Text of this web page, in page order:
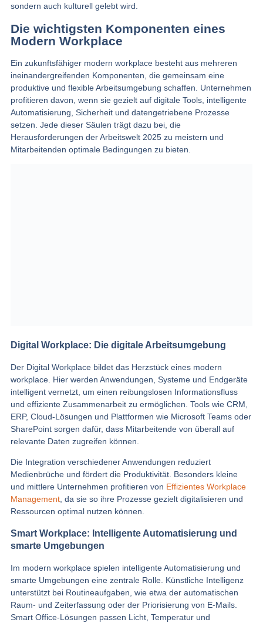
sondern auch kulturell gelebt wird.
Die wichtigsten Komponenten eines
Modern Workplace
Ein zukunftsfähiger modern workplace besteht aus mehreren
ineinandergreifenden Komponenten, die gemeinsam eine
produktive und flexible Arbeitsumgebung schaffen. Unternehmen
profitieren davon, wenn sie gezielt auf digitale Tools, intelligente
Automatisierung, Sicherheit und datengetriebene Prozesse
setzen. Jede dieser Säulen trägt dazu bei, die
Herausforderungen der Arbeitswelt 2025 zu meistern und
Mitarbeitenden optimale Bedingungen zu bieten.
Digital Workplace: Die digitale Arbeitsumgebung
Der Digital Workplace bildet das Herzstück eines modern
workplace. Hier werden Anwendungen, Systeme und Endgeräte
intelligent vernetzt, um einen reibungslosen Informationsfluss
und effiziente Zusammenarbeit zu ermöglichen. Tools wie CRM,
ERP, Cloud-Lösungen und Plattformen wie Microsoft Teams oder
SharePoint sorgen dafür, dass Mitarbeitende von überall auf
relevante Daten zugreifen können.
Die Integration verschiedener Anwendungen reduziert
Medienbrüche und fördert die Produktivität. Besonders kleine
und mittlere Unternehmen profitieren von Effizientes Workplace
Management , da sie so ihre Prozesse gezielt digitalisieren und
Ressourcen optimal nutzen können.
Smart Workplace: Intelligente Automatisierung und
smarte Umgebungen
Im modern workplace spielen intelligente Automatisierung und
smarte Umgebungen eine zentrale Rolle. Künstliche Intelligenz
unterstützt bei Routineaufgaben, wie etwa der automatischen
Raum- und Zeiterfassung oder der Priorisierung von E-Mails.
Smart Office-Lösungen passen Licht, Temperatur und